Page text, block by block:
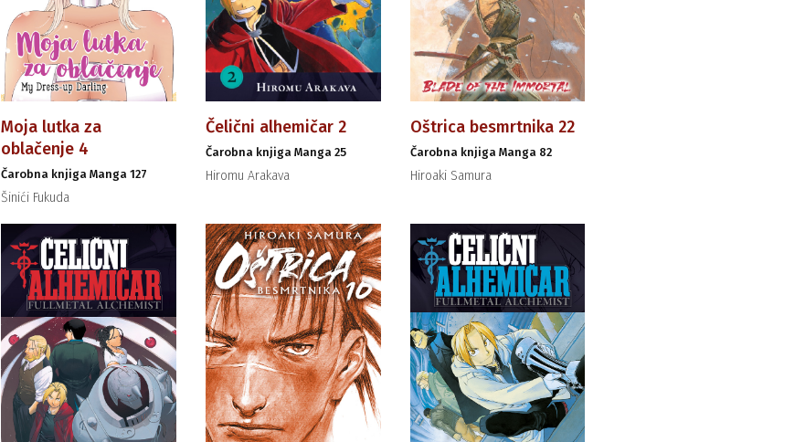
Moja lutka za
oblačenje 4
Čarobna knjiga Manga 127
Šinići Fukuda
Čelični alhemičar 2
Čarobna knjiga Manga 25
Hiromu Arakava
Oštrica besmrtnika 22
Čarobna knjiga Manga 82
Hiroaki Samura